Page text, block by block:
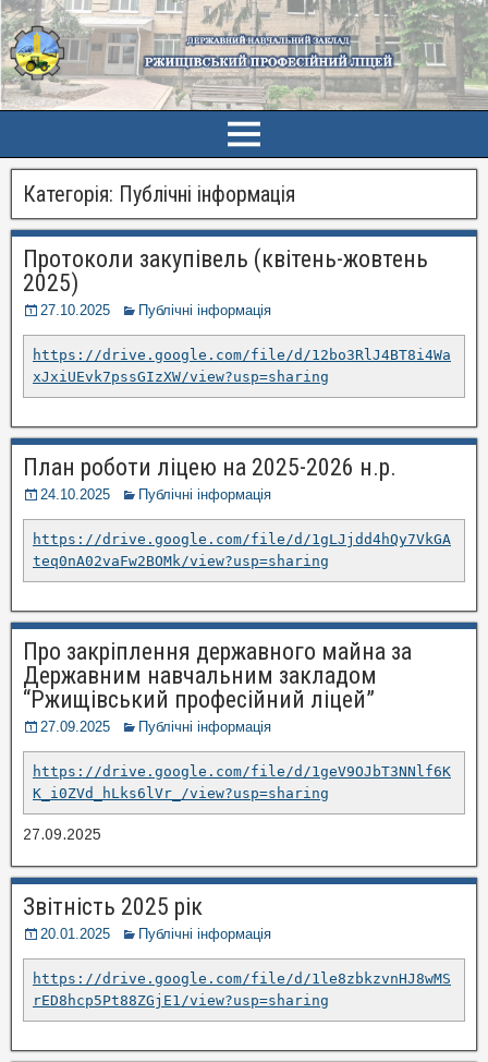
Категорія: Публічні інформація
Протоколи закупівель (квітень-жовтень
2025)
27.10.2025 Публічні інформація
https://drive.google.com/file/d/12bo3RlJ4BT8i4Wa
xJxiUEvk7pssGIzXW/view?usp=sharing
План роботи ліцею на 2025-2026 н.р.
24.10.2025 Публічні інформація
https://drive.google.com/file/d/1gLJjdd4hQy7VkGA
teq0nA02vaFw2BOMk/view?usp=sharing
Про закріплення державного майна за
Державним навчальним закладом
“Ржищівський професійний ліцей”
27.09.2025 Публічні інформація
https://drive.google.com/file/d/1geV9OJbT3NNlf6K
K_i0ZVd_hLks6lVr_/view?usp=sharing
27.09.2025
Звітність 2025 рік
20.01.2025 Публічні інформація
https://drive.google.com/file/d/1le8zbkzvnHJ8wMS
rED8hcp5Pt88ZGjE1/view?usp=sharing